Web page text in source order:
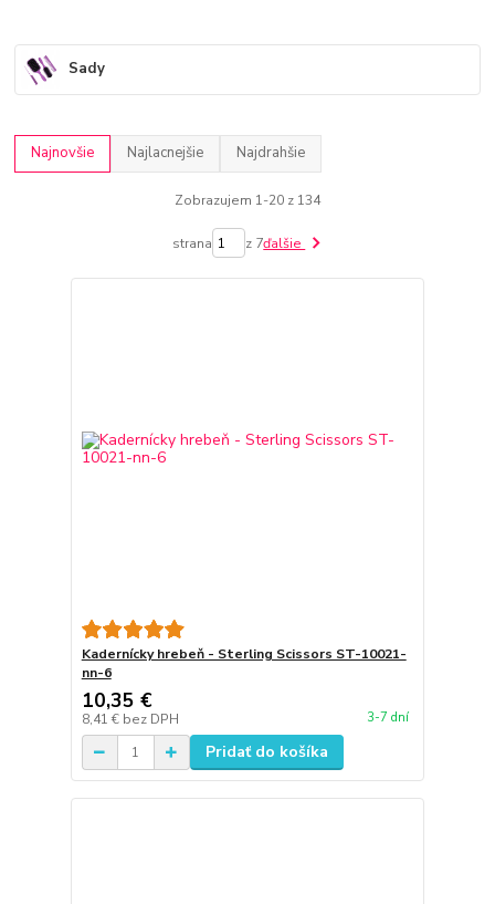
Sady
Najnovšie Najlacnejšie Najdrahšie
Zobrazujem 1-20 z 134
strana z 7ďalšie
Kadernícky hrebeň - Sterling Scissors ST-10021-
nn-6
10,35 €
8,41 € bez DPH 3-7 dní
Pridať do košíka